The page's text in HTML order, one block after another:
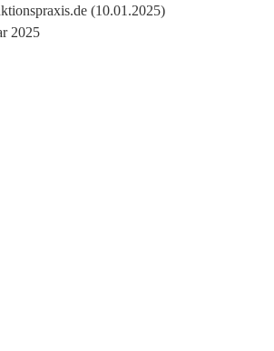
(10.01.2025)
2025